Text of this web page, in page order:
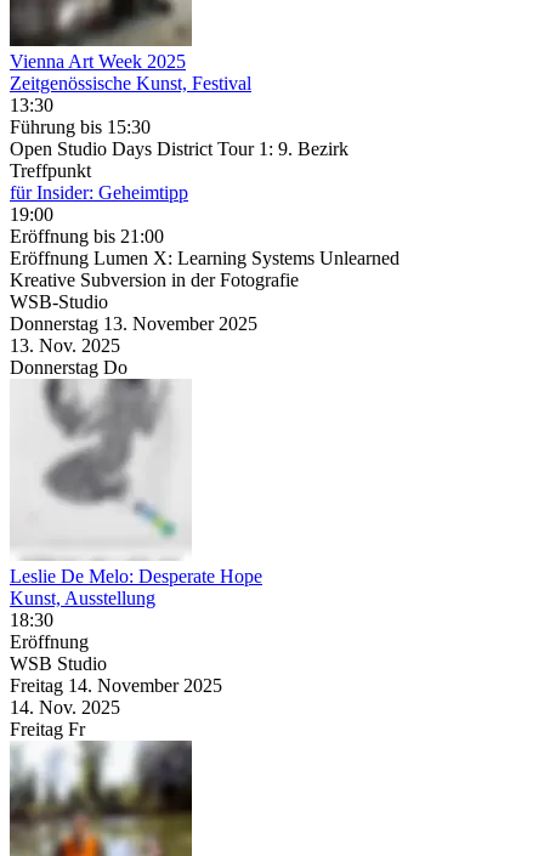
Vienna Art Week 2025
Zeitgenössische Kunst, Festival
13:30
Führung bis 15:30
Open Studio Days District Tour 1: 9. Bezirk
Treffpunkt
für Insider: Geheimtipp
19:00
Eröffnung bis 21:00
Eröffnung Lumen X: Learning Systems Unlearned
Kreative Subversion in der Fotografie
WSB-Studio
Donnerstag 13. November 2025
13. Nov. 2025
Donnerstag Do
Leslie De Melo: Desperate Hope
Kunst, Ausstellung
18:30
Eröffnung
WSB Studio
Freitag 14. November 2025
14. Nov. 2025
Freitag Fr